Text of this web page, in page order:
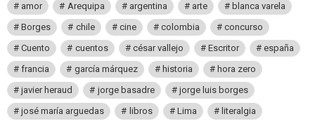
amor Arequipa argentina arte
blanca varela
Borges
chile cine colombia
concurso
Cuento
cuentos césar vallejo Escritor
españa
francia
garcía márquez historia
hora zero
javier heraud
jorge basadre
jorge luis borges
josé maría arguedas
libros Lima
literalgia